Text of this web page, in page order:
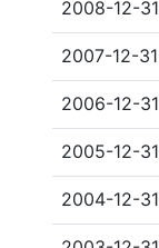
2008-12-31
2007-12-31
2006-12-31
2005-12-31
2004-12-31